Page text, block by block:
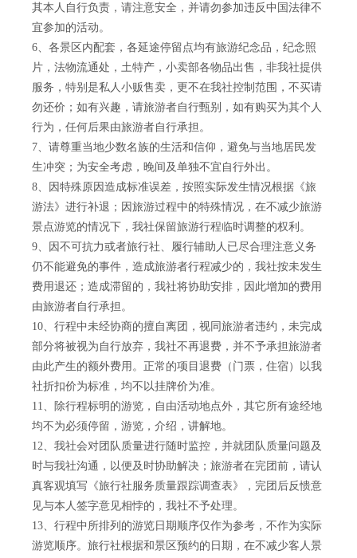
其本人自行负责，请注意安全，并请勿参加违反中国法律不
宜参加的活动。
6、各景区内配套，各延途停留点均有旅游纪念品，纪念照
片，法物流通处，土特产，小卖部各物品出售，非我社提供
服务，特别是私人小贩售卖，更不在我社控制范围，不买请
勿还价；如有兴趣，请旅游者自行甄别，如有购买为其个人
行为，任何后果由旅游者自行承担。
7、请尊重当地少数名族的生活和信仰，避免与当地居民发
生冲突；为安全考虑，晚间及单独不宜自行外出。
8、因特殊原因造成标准误差，按照实际发生情况根据《旅
游法》进行补退；因旅游过程中的特殊情况，在不减少旅游
景点游览的情况下，我社保留旅游行程临时调整的权利。
9、因不可抗力或者旅行社、履行辅助人已尽合理注意义务
仍不能避免的事件，造成旅游者行程减少的，我社按未发生
费用退还；造成滞留的，我社将协助安排，因此增加的费用
由旅游者自行承担。
10、行程中未经协商的擅自离团，视同旅游者违约，未完成
部分将被视为自行放弃，我社不再退费，并不予承担旅游者
由此产生的额外费用。正常的项目退费（门票，住宿）以我
社折扣价为标准，均不以挂牌价为准。
11、除行程标明的游览，自由活动地点外，其它所有途经地
均不为必须停留，游览，介绍，讲解地。
12、我社会对团队质量进行随时监控，并就团队质量问题及
时与我社沟通，以便及时协助解决；旅游者在完团前，请认
真客观填写《旅行社服务质量跟踪调查表》，完团后反愦意
见与本人签字意见相悖的，我社不予处理。
13、行程中所排列的游览日期顺序仅作为参考，不作为实际
游览顺序。旅行社根据和景区预约的日期，在不减少客人景